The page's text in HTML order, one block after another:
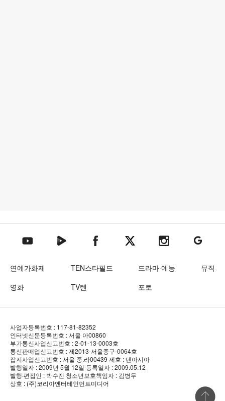
텐아시아 유튜브텐아시아 네이버TV텐아시아 페이스북텐아시아 엑스텐아시아 인스타그램
텐아시아
연예가화제 TEN스타필드 드라마·예능
뮤직
영화
TV텐 포토
사업자등록번호 : 117-81-82352
인터넷신문등록번호 : 서울 아00860
부가통신사업신고번호 : 2-01-13-0003호
통신판매업신고번호 : 제2013-서울중구-0064호
잡지사업신고번호 : 서울 중.라00439 제호 : 텐아시아
발행일자 : 2009년 5월 12일 등록일자 : 2009.05.12
발행·편집인 : 박수진 청소년보호책임자 : 김병두
상호 : (주)코리아엔터테인먼트미디어
상단 바로